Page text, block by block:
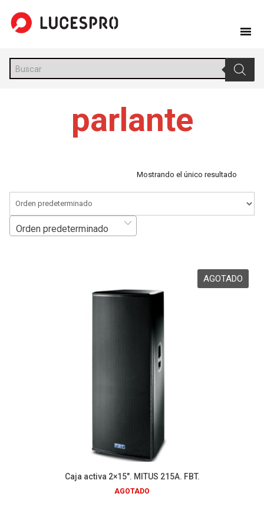
content
Búsqueda
de
productos
parlante
Mostrando el único resultado
Orden predeterminado
Caja activa 2×15″. MITUS 215A. FBT.
AGOTADO